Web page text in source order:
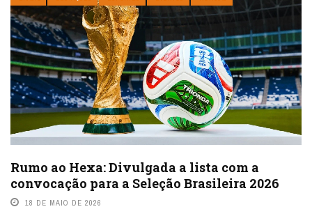
Rumo ao Hexa: Divulgada a lista com a
convocação para a Seleção Brasileira 2026
18 DE MAIO DE 2026